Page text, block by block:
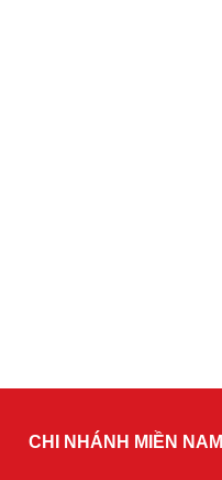
CHI NHÁNH MIỀN NAM